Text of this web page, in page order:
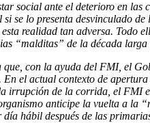
social ante el deterioro en
se lo presenta desvinculado
realidad tan adversa. Todo
“malditas” de la década
con la ayuda del FMI, el
el actual contexto de
irrupción de la corrida, el FMI
anticipe la vuelta a la
hábil después de las